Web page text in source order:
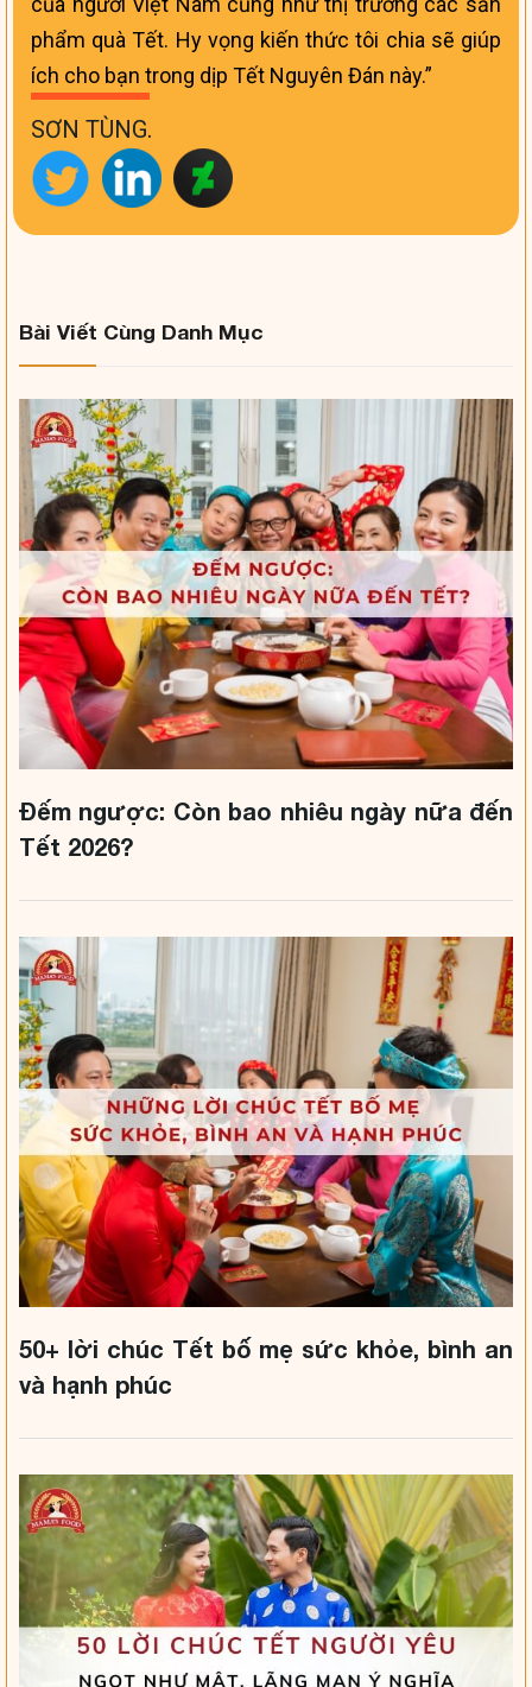
phẩm quà Tết. Hy vọng kiến thức tôi chia sẽ giúp
ích cho bạn trong dịp Tết Nguyên Đán này.
SƠN TÙNG.
Bài Viết Cùng Danh Mục
Đếm ngược: Còn bao nhiêu ngày nữa đến
Tết 2026?
50+ lời chúc Tết bố mẹ sức khỏe, bình an
và hạnh phúc